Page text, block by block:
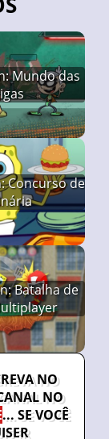
Mundo das
Concurso de
Batalha de
NO
NO
... SE VOCÊ